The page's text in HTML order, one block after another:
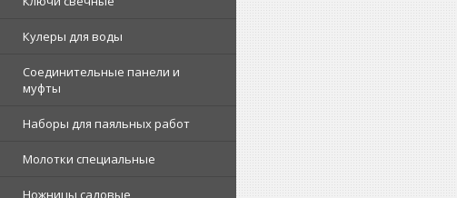
Кулеры для воды
Соединительные панели и
муфты
Наборы для паяльных работ
Молотки специальные
Ножницы садовые